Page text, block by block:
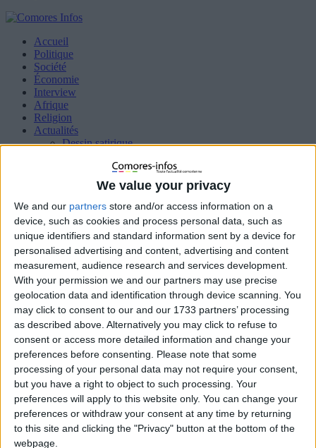
We value your privacy
We and our partners store and/or access information on a
device, such as cookies and process personal data, such as
unique identifiers and standard information sent by a device for
personalised advertising and content, advertising and content
measurement, audience research and services development.
With your permission we and our partners may use precise
geolocation data and identification through device scanning. You
may click to consent to our and our 1733 partners’ processing
as described above. Alternatively you may click to refuse to
consent or access more detailed information and change your
preferences before consenting.
Please note that some
processing of your personal data may not require your consent,
but you have a right to object to such processing. Your
preferences will apply to this website only. You can change your
preferences or withdraw your consent at any time by returning
to this site and clicking the "Privacy" button at the bottom of the
webpage.
Accueil
Politique
Société
Économie
Interview
Afrique
Religion
Actualités
Dessin satirique
Éducation
Sport
Femme
HIGH TECH
Insolites
International
Océan indien
Interview
Qui sommes nous ?
Politique de cookies (UE)
AccueilMédiaIMG_6154
IMG_6154